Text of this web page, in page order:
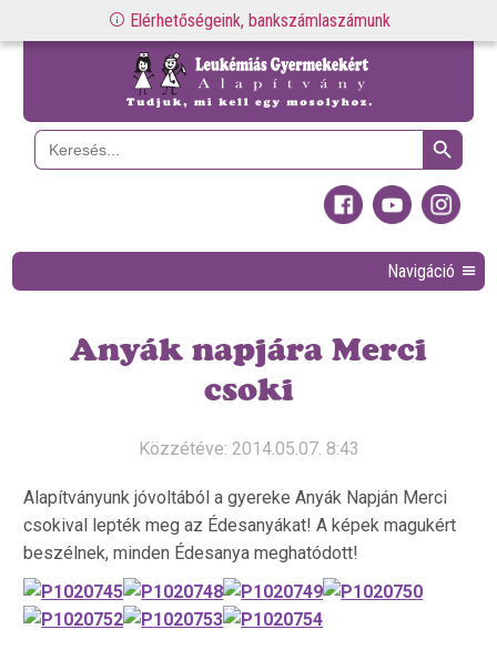
Elérhetőségeink, bankszámlaszámunk
Search
for:
Search Button
Navigáció
Anyák napjára Merci
csoki
Közzétéve: 2014.05.07. 8:43
Alapítványunk jóvoltából a gyereke Anyák Napján Merci
csokival lepték meg az Édesanyákat! A képek magukért
beszélnek, minden Édesanya meghatódott!